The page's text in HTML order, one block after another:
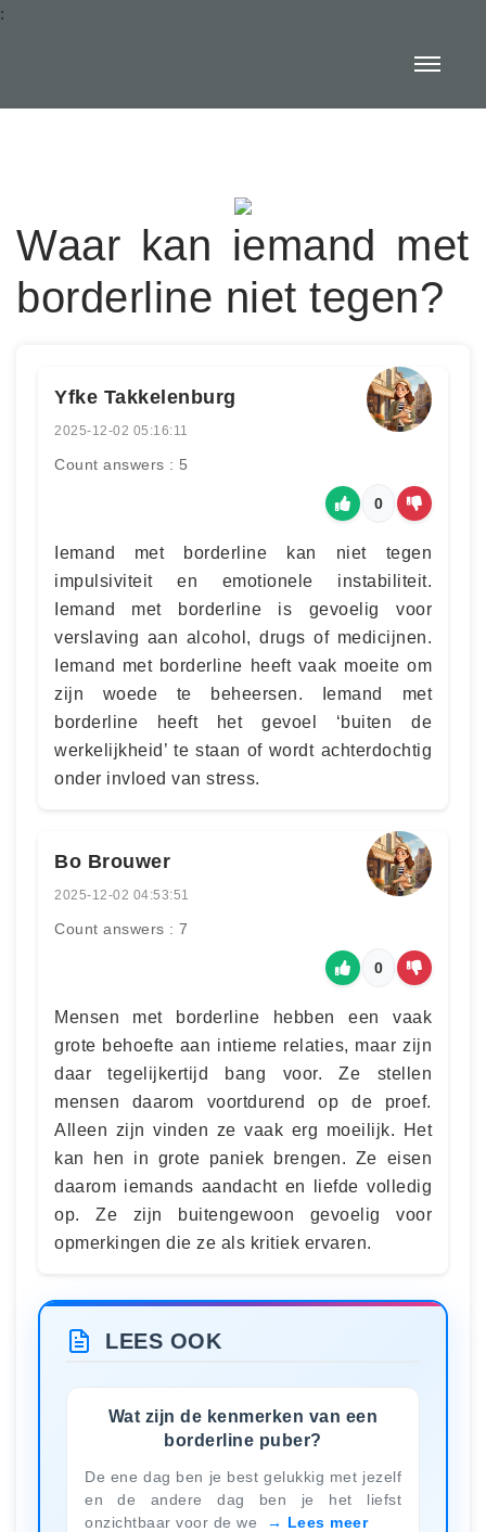
:
Waar kan iemand met
borderline niet tegen?
Yfke Takkelenburg
2025-12-02 05:16:11
Count answers : 5
0
Iemand met borderline kan niet tegen
impulsiviteit en emotionele instabiliteit.
Iemand met borderline is gevoelig voor
verslaving aan alcohol, drugs of medicijnen.
Iemand met borderline heeft vaak moeite om
zijn woede te beheersen. Iemand met
borderline heeft het gevoel ‘buiten de
werkelijkheid’ te staan of wordt achterdochtig
onder invloed van stress.
Bo Brouwer
2025-12-02 04:53:51
Count answers : 7
0
Mensen met borderline hebben een vaak
grote behoefte aan intieme relaties, maar zijn
daar tegelijkertijd bang voor. Ze stellen
mensen daarom voortdurend op de proef.
Alleen zijn vinden ze vaak erg moeilijk. Het
kan hen in grote paniek brengen. Ze eisen
daarom iemands aandacht en liefde volledig
op. Ze zijn buitengewoon gevoelig voor
opmerkingen die ze als kritiek ervaren.
LEES OOK
Wat zijn de kenmerken van een
borderline puber?
De ene dag ben je best gelukkig met jezelf
en de andere dag ben je het liefst
onzichtbaar voor de we
Lees meer